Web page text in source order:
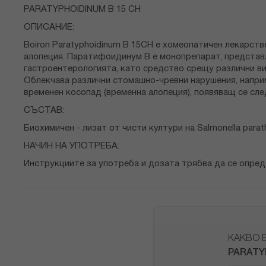
PARATYPHOIDINUM B 15 CH
ОПИСАНИЕ:
Bоiron Paratyphoidinum В 15CH е хомеопатичен
алопеция. Паратифоидинум В е монопрепарат,
гастроентерологията, като средство срещу различни
Облекчава различни стомашно-чревни нарушения,
временен косопад (временна алопеция), появяващ се
СЪСТАВ:
Биохимичен - лизат от чисти култури на Salmonella
НАЧИН НА УПОТРЕБА:
Инструкциите за употреба и дозата трябва да се
КАКВО